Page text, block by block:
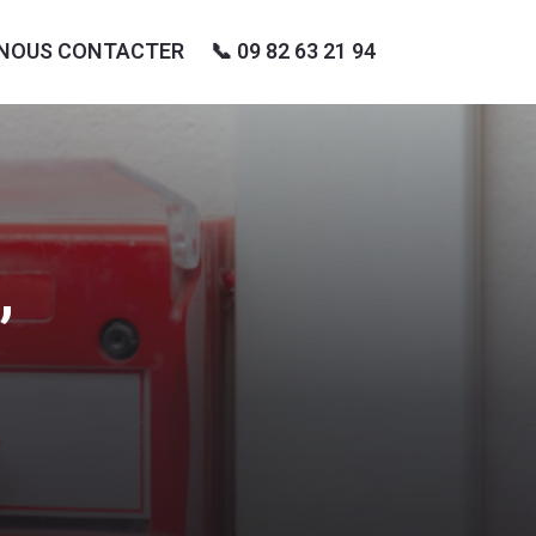
CONTACTER 📞 ‪09 82 63 21 94